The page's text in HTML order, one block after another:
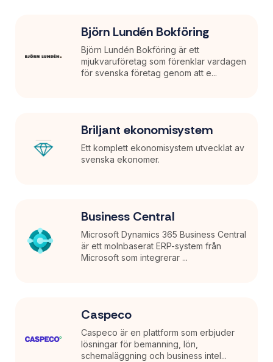
Björn Lundén Bokföring
Björn Lundén Bokföring är ett
mjukvaruföretag som förenklar vardagen
för svenska företag genom att e...
Briljant ekonomisystem
Ett komplett ekonomisystem utvecklat av
svenska ekonomer.
Business Central
Microsoft Dynamics 365 Business Central
är ett molnbaserat ERP-system från
Microsoft som integrerar ...
Caspeco
Caspeco är en plattform som erbjuder
lösningar för bemanning, lön,
schemaläggning och business intel...